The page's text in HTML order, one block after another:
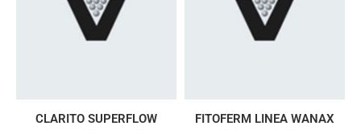
CLARITO SUPERFLOW FITOFERM LINEA WANAX